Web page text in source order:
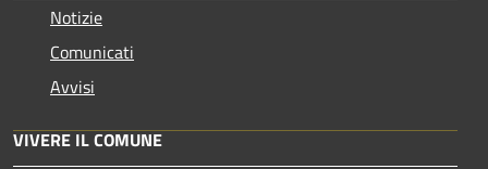
Notizie
Comunicati
Avvisi
VIVERE IL COMUNE